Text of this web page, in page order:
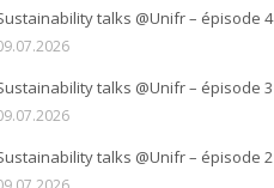
talks @Unifr – épisode 4
talks @Unifr – épisode 3
talks @Unifr – épisode 2